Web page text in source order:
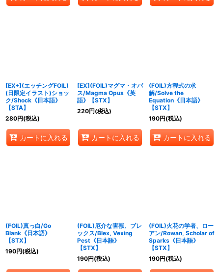
[EX+](エッチングFOIL)
(日限定イラスト)ショッ
ク/Shock《日本語》
【STA】
280円(税込)
カートに入れる
[EX](FOIL)マグマ・オパ
ス/Magma Opus《英
語》【STX】
220円(税込)
カートに入れる
(FOIL)方程式の求
解/Solve the
Equation《日本語》
【STX】
190円(税込)
カートに入れる
(FOIL)真っ白/Go
Blank《日本語》
【STX】
190円(税込)
(FOIL)厄介な害獣、ブレ
ックス/Blex, Vexing
Pest《日本語》
【STX】
190円(税込)
(FOIL)火花の学者、ロー
アン/Rowan, Scholar of
Sparks《日本語》
【STX】
190円(税込)